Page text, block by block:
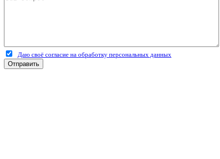
Даю своё согласие на обработку персональных данных
Отправить